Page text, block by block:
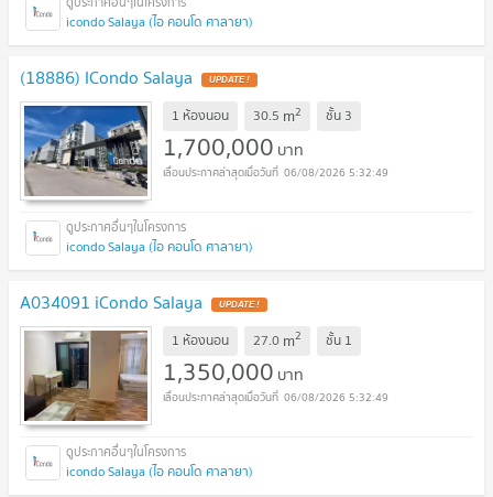
icondo Salaya (ไอ คอนโด ศาลายา)
(18886) ICondo Salaya
1 ห้องนอน 30.5 m2 ชั้น 3
1,700,000 บาท
06/08/2026 5:32:49
icondo Salaya (ไอ คอนโด ศาลายา)
A034091 iCondo Salaya
1 ห้องนอน 27.0 m2 ชั้น 1
1,350,000 บาท
06/08/2026 5:32:49
icondo Salaya (ไอ คอนโด ศาลายา)